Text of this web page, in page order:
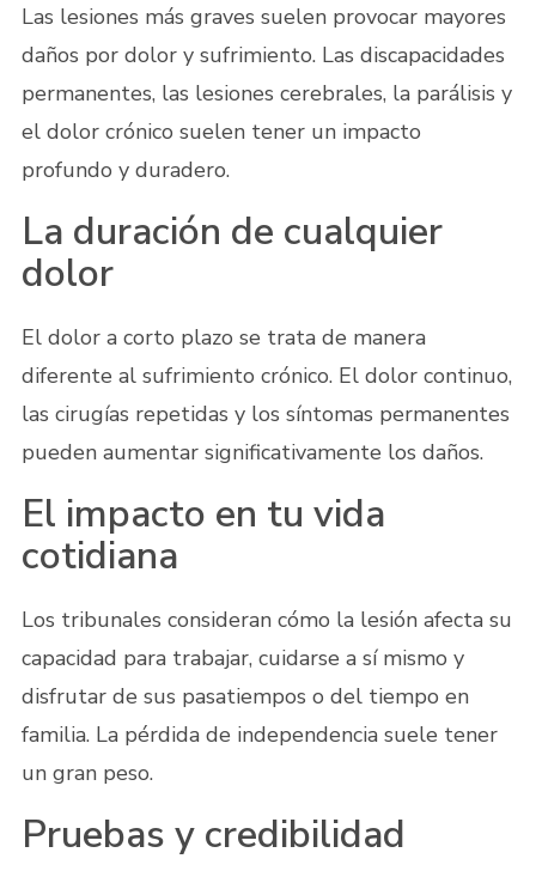
Las lesiones más graves suelen provocar mayores
daños por dolor y sufrimiento. Las discapacidades
permanentes, las lesiones cerebrales, la parálisis y
el dolor crónico suelen tener un impacto
profundo y duradero.
La duración de cualquier
dolor
El dolor a corto plazo se trata de manera
diferente al sufrimiento crónico. El dolor continuo,
las cirugías repetidas y los síntomas permanentes
pueden aumentar significativamente los daños.
El impacto en tu vida
cotidiana
Los tribunales consideran cómo la lesión afecta su
capacidad para trabajar, cuidarse a sí mismo y
disfrutar de sus pasatiempos o del tiempo en
familia. La pérdida de independencia suele tener
un gran peso.
Pruebas y credibilidad